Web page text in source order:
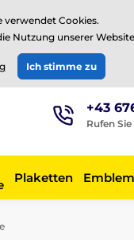
auf
EUR
+43
Rufen
Plaketten
verwendet Cookies.
Nutzung unserer
Ich stimme zu